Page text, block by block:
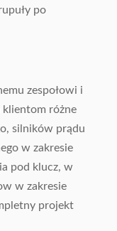
po
zespołowi i
klientom różne
silników prądu
w zakresie
pod klucz, w
w zakresie
projekt